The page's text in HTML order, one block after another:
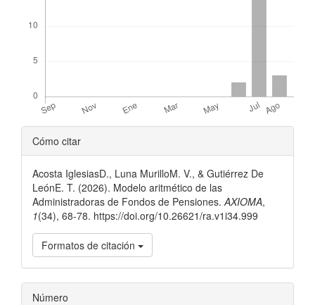
Detalles
del
artículo
Cómo citar
Acosta IglesiasD., Luna MurilloM. V., & Gutiérrez De
LeónE. T. (2026). Modelo aritmético de las
Administradoras de Fondos de Pensiones. AXIOMA,
1(34), 68-78. https://doi.org/10.26621/ra.v1i34.999
Formatos de citación
Número